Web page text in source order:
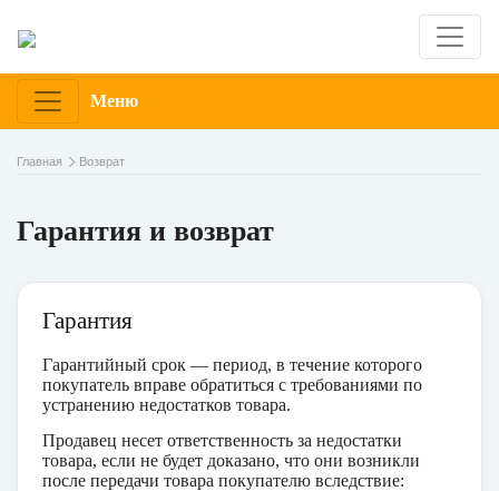
Меню
Главная Возврат
Гарантия и возврат
Гарантия
Гарантийный срок — период, в течение которого
покупатель вправе обратиться с требованиями по
устранению недостатков товара.
Продавец несет ответственность за недостатки
товара, если не будет доказано, что они возникли
после передачи товара покупателю вследствие: